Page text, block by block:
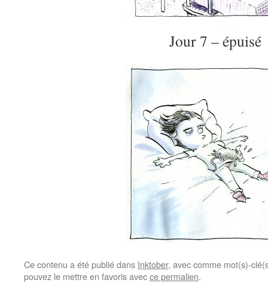
Jour 7 – épuisé
Ce contenu a été publié dans Inktober, avec comme mot(s)-
pouvez le mettre en favoris avecce permalien.